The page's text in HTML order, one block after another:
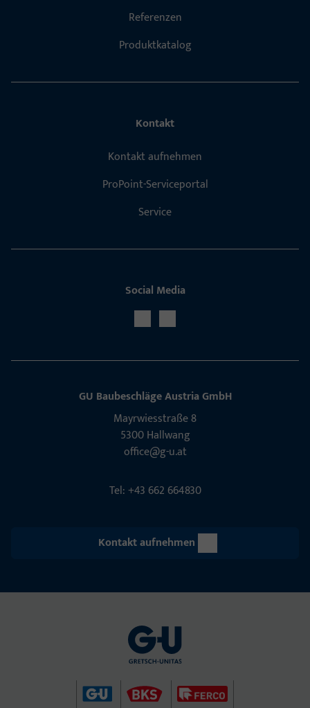
Referenzen
Produktkatalog
Kontakt
Kontakt aufnehmen
ProPoint-Serviceportal
Service
Social Media
GU Baubeschläge Aus­tria GmbH
Mayrwies­straße 8
5300 Hall­wang
office@g-u.at
Tel: +43 662 664830
Kontakt aufnehmen